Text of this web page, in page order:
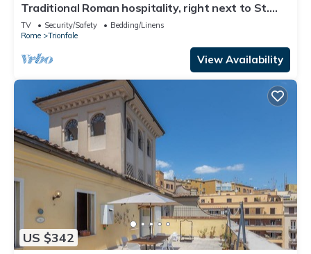
Traditional Roman hospitality, right next to St.
Peter’s!
TV Security/Safety
Bedding/Linens
Rome
Trionfale
View Availability
US $342